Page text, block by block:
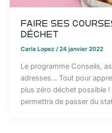
Faire ses
déchet
Carla Lopez /24 janvier 2022
Le programme Conseils,
adresses… Tout pour
plus zéro déchet possible
permettra de passer du